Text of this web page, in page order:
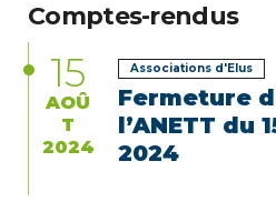
Comptes-rendus
15
AOÛ
T
2024
Associations d'Elus
Fermeture
l’ANETT du
2024